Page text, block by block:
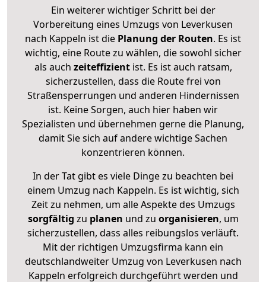
Ein weiterer wichtiger Schritt bei der
Vorbereitung eines Umzugs von Leverkusen
nach Kappeln ist die Planung der Routen. Es ist
wichtig, eine Route zu wählen, die sowohl sicher
als auch zeiteffizientist. Es ist auch ratsam,
sicherzustellen, dass die Route frei von
Straßensperrungen und anderen Hindernissen
ist. Keine Sorgen, auch hier haben wir
Spezialisten und übernehmen gerne die Planung,
damit Sie sich auf andere wichtige Sachen
konzentrieren können.
In der Tat gibt es viele Dinge zu beachten bei
einem Umzug nach Kappeln. Es ist wichtig, sich
Zeit zu nehmen, um alle Aspekte des Umzugs
sorgfältig zu planen und zu organisieren, um
sicherzustellen, dass alles reibungslos verläuft.
Mit der richtigen Umzugsfirma kann ein
deutschlandweiter Umzug von Leverkusen nach
Kappeln erfolgreich durchgeführt werden und